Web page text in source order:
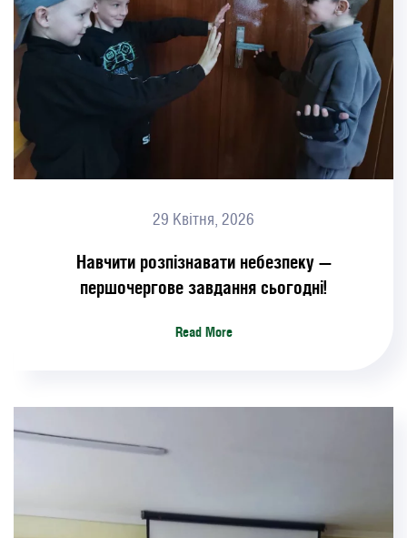
29 Квітня, 2026
Навчити розпізнавати небезпеку —
першочергове завдання сьогодні!
Read More